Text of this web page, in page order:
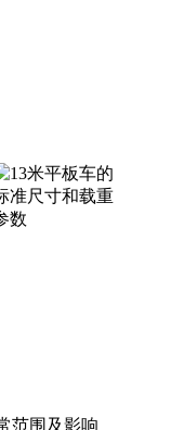
范围及影响